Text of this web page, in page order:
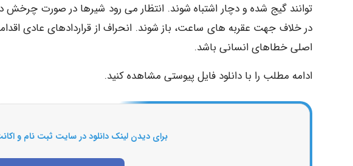
توانند گیج شده و دچار اشتباه شوند. انتظار می رود شیرها در صورت
در خلاف جهت عقربه های ساعت، باز شوند. انحراف از قراردادهای عادی
اصلی خطاهای انسانی باشد.
ادامه مطلب را با دانلود فایل پیوستی مشاهده کنید.
برای دیدن لینک دانلود در سایت ثبت نام و